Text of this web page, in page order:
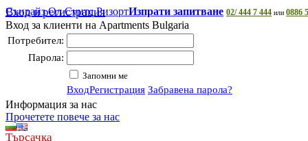
Сънрайз Ол Суитс РизортИзпрати запитване 02/ 444 7 444 или 0886
Вход и регистрация
Вход за клиенти на Apartments Bulgaria
Потребител:
Парола:
Запомни ме
ВходРегистрация Забравена парола?
Информация за нас
Прочетете повече за нас
Търсачка